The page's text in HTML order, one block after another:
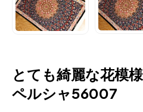
とても綺麗な花模
ペルシャ56007